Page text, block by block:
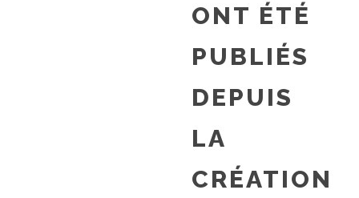
ONT ÉTÉ
PUBLIÉS
DEPUIS
LA
CRÉATION